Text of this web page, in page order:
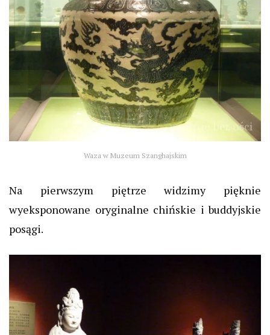
Waza w Muzeum Szanghajskim
Na pierwszym piętrze widzimy pięknie
wyeksponowane oryginalne chińskie i buddyjskie
posągi.